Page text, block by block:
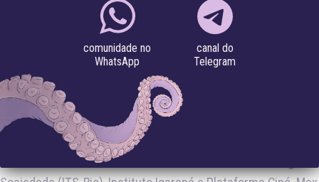
MAX HOLENDER
GERENTE FINANCEIRO
Administrador de empresas formado pelo IBMEC-RJ. Possui
MBA em Gestão e Marketing Esportivo pela Trevisan e
experiência em gestão financeira de organizações do
terceiro setor, tendo trabalhado no Instituto de Tecnologia e
comunidade no
WhatsApp
canal do
Telegram